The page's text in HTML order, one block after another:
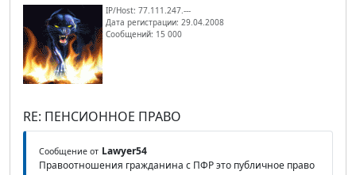
IP/Host: 77.111.247.---
Дата регистрации: 29.04.2008
Сообщений: 15 000
RE: ПЕНСИОННОЕ ПРАВО
Сообщение от Lawyer54
Правоотношения гражданина с ПФР это публичное право